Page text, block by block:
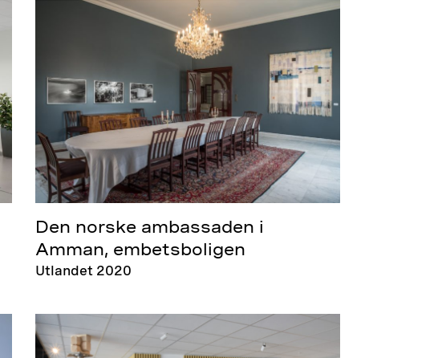
Den norske ambassaden i
Amman, embetsboligen
Utlandet 2020